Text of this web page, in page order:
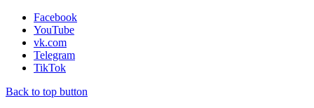
Facebook
YouTube
vk.com
Telegram
TikTok
Back to top button